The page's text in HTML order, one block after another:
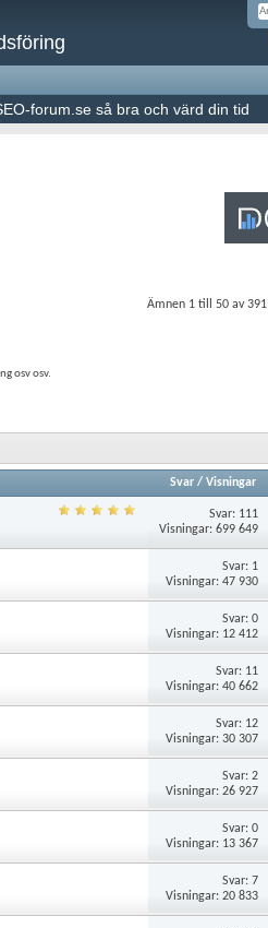
forum.se så bra och värd din tid
Ämnen 1 till 50 av 391
osv osv.
Svar /Visningar
Svar: 111
Visningar: 699 649
Svar: 1
Visningar: 47 930
Svar:0
Visningar: 12 412
Svar: 11
Visningar: 40 662
Svar: 12
Visningar: 30 307
Svar:2
Visningar: 26 927
Svar:0
Visningar: 13 367
Svar:7
Visningar: 20 833